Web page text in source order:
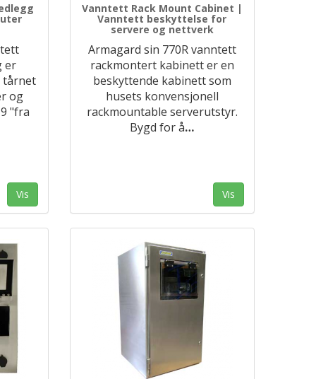
er
tårnet
og
"fra
Vis
Vanntett Rack Mount Cabinet |
Vanntett beskyttelse for
servere og nettverk
Armagard sin 770R vanntett
rackmontert kabinett er en
beskyttende kabinett som
husets konvensjonell
rackmountable serverutstyr.
Bygd for å…
Vis